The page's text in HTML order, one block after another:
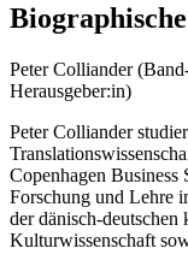
Peter Colliander
Herausgeber:in)
Peter Colliander
Copenhagen Business
Forschung und Lehre
der dänisch-
Kulturwissenschaft